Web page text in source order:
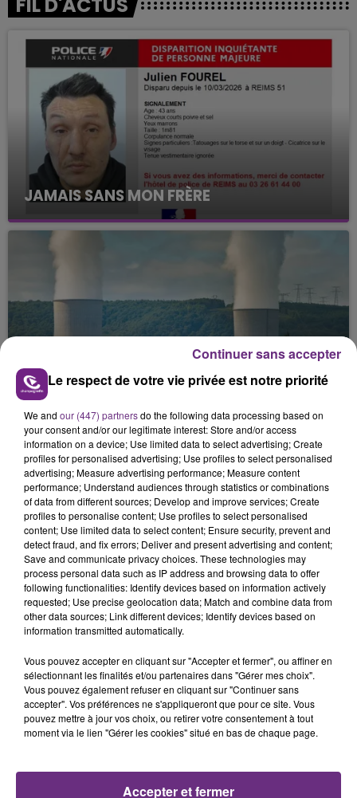
JAMAIS SANS MON FRÈRE
Julien Fourel n'a plus donné signé de vie depuis 5
mois. Sa sœur poursuit ses recherches pour le
retrouver.
LA CENTRALE NUCLÉAIRE DE CHOOZ
TOUJOURS À L'ARRÊT
Cela fait déjà une semaine que la centrale
nucléaire ardennaise est à l'arrêt. Une situation
justifiée par la sécheresse intense qui est toujours
présente.
TITRES DIFFUSÉS
11h56
11h56
AMIR
On Dirait
11h53
11h53
ARIANA GRANDE
Hate That I Made You Love
Me
Le respect de votre vie privée est notre priorité
We and our (447) partnersdo the following data processing based on
your consent and/or our legitimate interest: Store and/or access
information on a device; Use limited data to select advertising; Create
profiles for personalised advertising; Use profiles to select personalised
advertising; Measure advertising performance; Measure content
performance; Understand audiences through statistics or combinations
of data from different sources; Develop and improve services; Create
profiles to personalise content; Use profiles to select personalised
content; Use limited data to select content; Ensure security, prevent and
detect fraud, and fix errors; Deliver and present advertising and content;
Save and communicate privacy choices. These technologies may
process personal data such as IP address and browsing data to offer
following functionalities: Identify devices based on information actively
requested; Use precise geolocation data; Match and combine data from
other data sources; Link different devices; Identify devices based on
information transmitted automatically.
Vous pouvez accepter en cliquant sur "Accepter et fermer", ou affiner en
sélectionnant les finalités et/ou partenaires dans "Gérer mes choix".
Vous pouvez également refuser en cliquant sur "Continuer sans
accepter". Vos préférences ne s'appliqueront que pour ce site. Vous
pouvez mettre à jour vos choix, ou retirer votre consentement à tout
moment via le lien "Gérer les cookies" situé en bas de chaque page.
Accepter et fermer
Continuer sans accepter